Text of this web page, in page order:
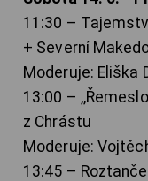
11:30 –
+ Severní
Moderuje: Eliška
13:00 –
z Chrástu
Moderuje:
13:45 –